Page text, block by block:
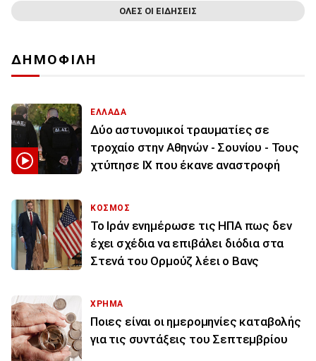
ΟΛΕΣ ΟΙ ΕΙΔΗΣΕΙΣ
ΔΗΜΟΦΙΛΗ
ΕΛΛΑΔΑ
Δύο αστυνομικοί τραυματίες σε
τροχαίο στην Αθηνών - Σουνίου - Τους
χτύπησε ΙΧ που έκανε αναστροφή
ΚΟΣΜΟΣ
To Ιράν ενημέρωσε τις ΗΠΑ πως δεν
έχει σχέδια να επιβάλει διόδια στα
Στενά του Ορμούζ λέει ο Βανς
ΧΡΗΜΑ
Ποιες είναι οι ημερομηνίες καταβολής
για τις συντάξεις του Σεπτεμβρίου